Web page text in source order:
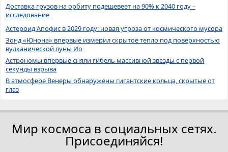
Доставка грузов на орбиту подешевеет на 90% к 2040 году –
исследование
Астероид Апофис в 2029 году: новая угроза от космического мусора
Зонд «Юнона» впервые измерил скрытое тепло под поверхностью
вулканической луны Ио
Астрономы впервые сняли гибель массивной звезды с первой
секунды взрыва
В атмосфере Венеры обнаружены гигантские кольца, скрытые от
глаз
Мир космоса в социальных сетях.
Присоединяйся!